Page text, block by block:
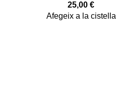
25,00 €
Afegeix a la cistella